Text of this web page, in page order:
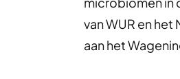
van WUR en
aan het